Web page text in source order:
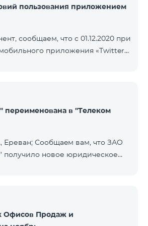
пользования приложением
сообщаем, что с 01.12.2020 при
приложения «Twitter»
После исчерпания которого
будет осуществляться
вашего тарифного плана.
в ''Телеком
Ереван; Сообщаeм вам, что ЗАО
новое юридическое
изменение никоим образом
обязанности и услуги,
Офисов Продаж и